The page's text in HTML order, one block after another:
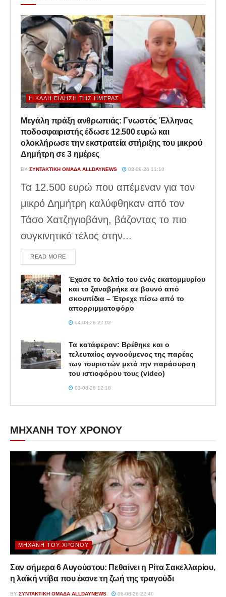
Η ΚΑΛΉ ΕΊΔΗΣΗ ΤΗΣ ΗΜΈΡΑΣ
Μεγάλη πράξη ανθρωπιάς: Γνωστός Έλληνας
ποδοσφαιριστής έδωσε 12.500 ευρώ και
ολοκλήρωσε την εκστρατεία στήριξης του μικρού
Δημήτρη σε 3 ημέρες
BY ΣΥΝΤΑΚΤΙΚΉ ΟΜΆΔΑ ALLDAYNEWS 08-08-26 11:10
Τα 12.500 ευρώ που απέμεναν για τον
μικρό Δημήτρη καλύφθηκαν από τον
Τάσο Χατζηγιοβάνη, βάζοντας το πιο
συγκινητικό τέλος στην...
READ MOREDETAILS
Έχασε το δελτίο του ενός εκατομμυρίου
και το ξαναβρήκε σε βουνό από
σκουπίδια – Έτρεχε πίσω από το
απορριμματοφόρο
04-08-26 22:02
Τα κατάφεραν: Βρέθηκε και ο
τελευταίος αγνοούμενος της παρέας
των τουριστών μετά την παράσυρση
του ιστιοφόρου τους (video)
03-08-26 12:18
ΜΗΧΑΝΗ ΤΟΥ ΧΡΟΝΟΥ
ΜΗΧΑΝΉ ΤΟΥ ΧΡΌΝΟΥ
Σαν σήμερα 6 Αυγούστου: Πεθαίνει η Ρίτα Σακελλαρίου,
η λαϊκή ντίβα που έκανε τη ζωή της τραγούδι
BY ΣΥΝΤΑΚΤΙΚΉ ΟΜΆΔΑ ALLDAYNEWS 06-08-26 22:40